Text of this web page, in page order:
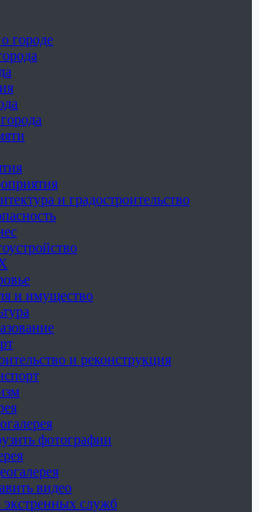
городе
и градостроительство
и имущество
и реконструкция
фотографии
видео
служб